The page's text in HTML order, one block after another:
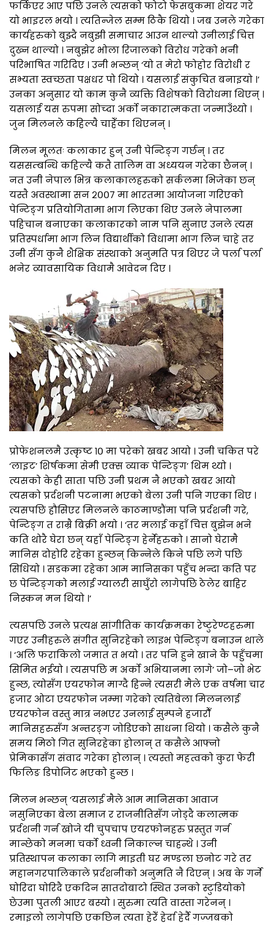
फर्किएर आए पछि उनले त्यसको फोटो फेसबुकमा शेयर गरे
यो भाइरल भयो । त्यतिन्जेल सम्म ठिकै थियो । जब उनले गरेका
कार्यहरुको बुझ्दै नबुझी समाचार आउन थाल्यो उनीलाई चित्त
दुख्न थाल्यो । नबुझेर भोला रिजालको विरोध गरेको भनी
परिभाषित गरिदिए । उनी भन्छन् ‘यो त मेरो फोहोर विरोधी र
सभ्यता स्वच्छता पक्षधर पो थियो । यसलाई संकुचित बनाइयो ।’
उनका अनुसार यो काम कुनै व्यक्ति विशेषको विरोधमा थिएन् ।
यसलाई यस रुपमा सोच्दा अर्को नकारात्मकता जन्माउँथ्यो ।
जुन मिलनले कहिल्यै चाहेँका थिएनन् ।
मिलन मूलतः कलाकार हुन् उनी पेन्टिङ्ग गर्छन् । तर
यससम्बन्धि कहिल्यै कतै तालिम वा अध्ययन गरेका छैनन् ।
नत उनी नेपाल भित्र कलाकालहरुको सर्कलमा भिजेका छन्
यस्तै अवस्थामा सन २००७ मा भारतमा आयोजना गरिएको
पेन्टिङ्ग प्रतियोगितामा भाग लिएका थिए उनले नेपालमा
पहिचान बनाएका कलाकारको नाम पनि सुनाए उनले त्यस
प्रतिस्पर्धामा भाग लिन विद्यार्थीको विधामा भाग लिन चाहे तर
उनी सँग कुनै शैक्षिक संस्थाको अनुमति पत्र थिएर जे पर्ला पर्ला
भनेर व्यावसायिक विधामै आवेदन दिए ।
प्रोफेशनलमै उत्कृष्ट १० मा परेको खबर आयो । उनी चकित परे
‘लाइट’ शिर्षकमा सेमी एक्स व्याक पेन्टिङ्ग’ थिम थ्यो ।
त्यसको केही साता पछि उनी प्रथम नै भएको खबर आयो
त्यसको प्रर्दशनी पटनामा भएको बेला उनी पनि गएका थिए ।
त्यसपछि हौसिएर मिलनले काठमाण्डौंमा पनि प्रर्दशनी गरे,
पेन्टिङ्ग त राम्रै बिक्री भयो । ‘तर मलाई कहाँ चित्त बुझेन भने
कति थोरै घेरा छन् यहाँ पेन्टिङ्ग हेर्नेहरुको । सानो घेरामै
मानिस दोहोरि रहेका हुन्छन् किन्नेले किने पछि लगे पछि
सिधियो । सडकमा रहेका आम मानिसका पहुँच भन्दा कति पर
छ पेन्टिङ्गको मलाई ग्यालरी साघुँरो लागेपछि ठेलेर बाहिर
निस्कन मन थियो ।’
त्यसपछि उनले प्रत्यक्ष सांगीतिक कार्यक्रमका रेष्टुरेण्टहरुमा
गएर उनीहरुले संगीत सुनिरहेको लाइभ पेन्टिङ्ग बनाउन थाले
। ‘अलि फराकिलो जमात त भयो । तर पनि हुने खाने कै पहुँचमा
सिमित भईयो । त्यसपछि म अर्को अभियानमा लागे’ जो–जो भेट
हुन्छ, त्योसँग एयरफोन माग्दै हिन्ने त्यसरी मैले एक वर्षमा चार
हजार ओटा एयरफोन जम्मा गरेको त्यतिबेला मिलनलाई
एयरफोन वस्तु मात्र नभएर उनलाई सुम्पने हजारौँ
मानिसहरुसँग अन्तरङ्ग जोडिएको साधना थियो । कसैले कुनै
समय मिठो गित सुनिरहेका होलान् त कसैले आफ्नो
प्रेमिकासँग संवाद गरेका होलान् । त्यस्तो महत्वको कुरा फेरी
फिलिङ डिपोजिट भएको हुन्छ ।
मिलन भन्छन् ‘यसलाई मैले आम मानिसका आवाज
नसुनिएका बेला समाज र राजनीतिसँग जोड्दै कलात्मक
प्रर्दशनी गर्न खोजे यी चुपचाप एयरफोनहरु प्रस्तुत गर्न
मान्छेको मनमा चर्को ध्वनी निकाल्न चाहन्थे । उनी
प्रतिस्थापन कलाका लागि माइती घर मण्डला छनोट गरे तर
महानगरपालिकाले प्रर्दशनीको अनुमति नै दिएन् । अब के गर्ने
घोरिदा घोरिदै एकदिन सातदोबाटो स्थित उनको स्टुडियोको
छेउमा पुतली आएर बस्यो । सुरुमा त्यति वास्ता गरेनन् ।
रमाइलो लागेपछि एकछिन त्यता हेरेँ हेर्दा हेर्दै गज्जबको